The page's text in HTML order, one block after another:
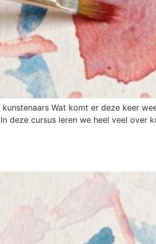
Wat komt er deze keer
deze cursus leren we heel veel